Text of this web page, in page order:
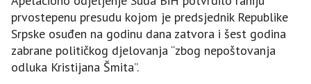
prvostepenu presudu kojom je predsjednik Republike
Srpske osuđen na godinu dana zatvora i šest godina
zabrane političkog djelovanja “zbog nepoštovanja
odluka Kristijana Šmita”.